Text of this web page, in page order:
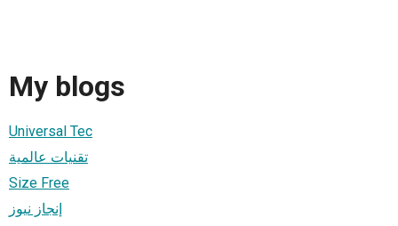
My blogs
Universal Tec
تقنيات عالمية
Size Free
إنجاز نيوز